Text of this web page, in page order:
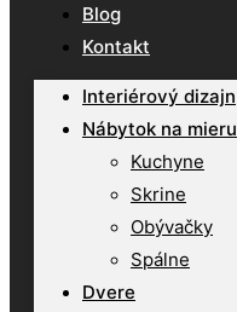
Blog
Kontakt
Interiérový dizajn
Nábytok na mieru
Kuchyne
Skrine
Obývačky
Spálne
Dvere